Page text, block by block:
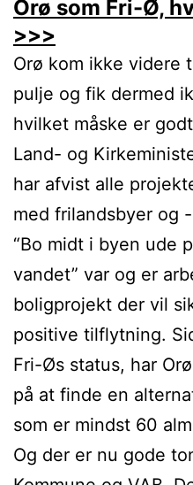
Orø som Fri-Ø,
>>>
Orø kom ikke videre
pulje og fik dermed
hvilket måske er
Land- og
har afvist alle
med frilandsbyer og
“Bo midt i byen ude
vandet” var og er
boligprojekt der vil
positive tilflytning.
Fri-Øs status, har
på at finde en
som er mindst 60
Og der er nu gode